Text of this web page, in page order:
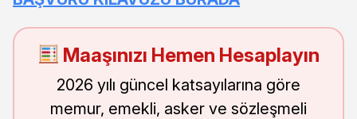
Maaşınızı Hemen Hesaplayın
2026 yılı güncel katsayılarına göre
memur, emekli, asker ve sözleşmeli